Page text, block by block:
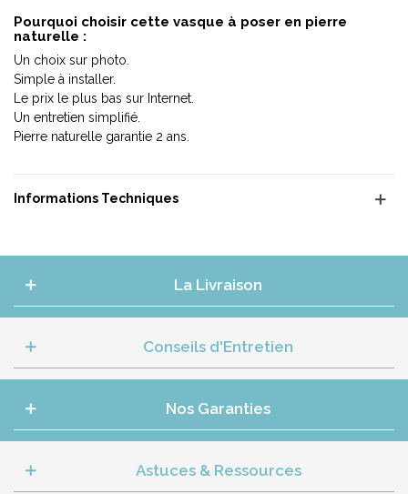
Pourquoi choisir cette vasque à poser en pierre
naturelle :
Un choix sur photo.
Simple à installer.
Le prix le plus bas sur Internet.
Un entretien simplifié.
Pierre naturelle garantie 2 ans.
Informations Techniques
La Livraison
Conseils d'Entretien
Nos Garanties
Astuces & Ressources